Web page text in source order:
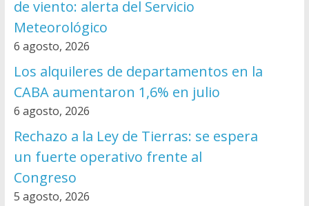
de viento: alerta del Servicio
Meteorológico
6 agosto, 2026
Los alquileres de departamentos en la
CABA aumentaron 1,6% en julio
6 agosto, 2026
Rechazo a la Ley de Tierras: se espera
un fuerte operativo frente al
Congreso
5 agosto, 2026